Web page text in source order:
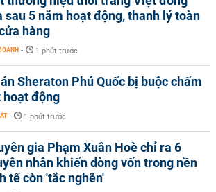
sau 5 năm hoạt động, thanh lý toàn
hàng
- 1 phút trước
Sheraton Phú Quốc bị buộc chấm
hoạt động
- 1 phút trước
gia Phạm Xuân Hoè chỉ ra 6
nhân khiến dòng vốn trong nền
tế còn 'tắc nghẽn'